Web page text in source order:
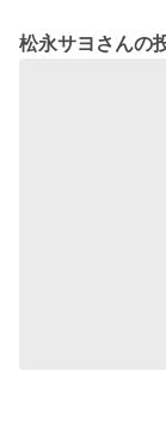
松永サヨさんの